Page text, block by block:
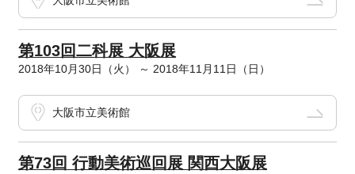
第103回二科展 大阪展
2018年10月30日（火） ～ 2018年11月11日（日）
大阪市立美術館
第73回 行動美術巡回展 関西大阪展